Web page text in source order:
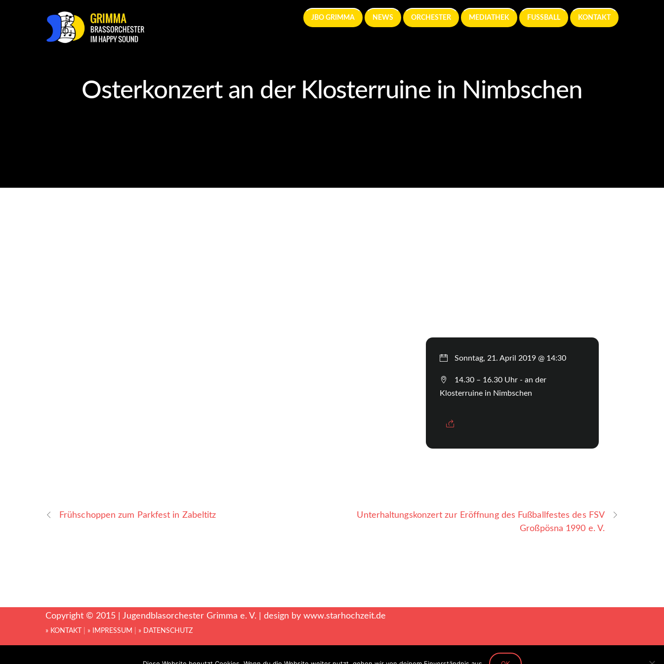
JBO GRIMMA NEWS ORCHESTER MEDIATHEK FUSSBALL KONTAKT
Osterkonzert an der Klosterruine in Nimbschen
Sonntag, 21. April 2019 @ 14:30
14.30 – 16.30 Uhr - an der
Klosterruine in Nimbschen
Frühschoppen zum Parkfest in Zabeltitz
Unterhaltungskonzert zur Eröffnung des Fußballfestes des FSV
Großpösna 1990 e. V.
Copyright © 2015 | Jugendblasorchester Grimma e. V. | design by www.starhochzeit.de
» KONTAKT » IMPRESSUM » DATENSCHUTZ